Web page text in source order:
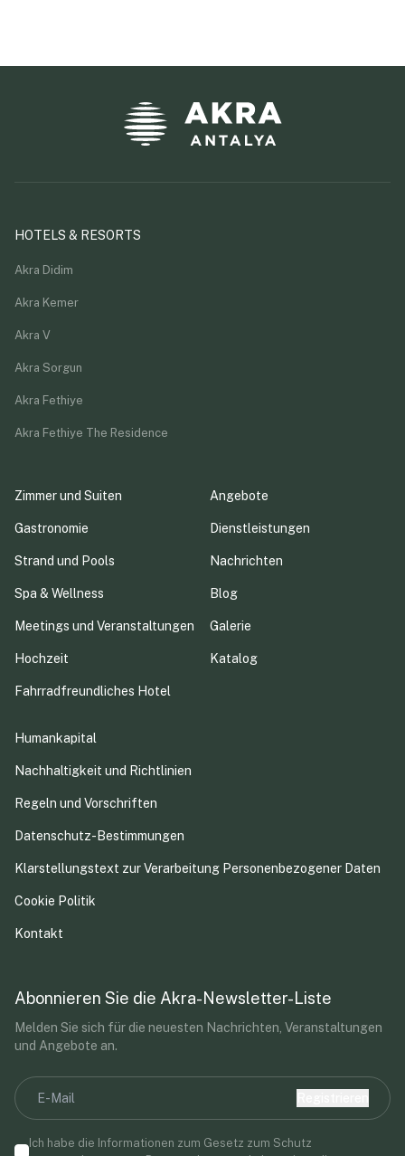
HOTELS & RESORTS
Akra Didim
Akra Kemer
Akra V
Akra Sorgun
Akra Fethiye
Akra Fethiye The Residence
Zimmer und Suiten
Gastronomie
Strand und Pools
Spa & Wellness
Meetings und Veranstaltungen
Hochzeit
Fahrradfreundliches Hotel
Angebote
Dienstleistungen
Nachrichten
Blog
Galerie
Katalog
Humankapital
Nachhaltigkeit und Richtlinien
Regeln und Vorschriften
Datenschutz-Bestimmungen
Klarstellungstext zur Verarbeitung Personenbezogener Daten
Cookie Politik
Kontakt
Abonnieren Sie die Akra-Newsletter-Liste
Melden Sie sich für die neuesten Nachrichten, Veranstaltungen
und Angebote an.
Ich habe die Informationen zum Gesetz zum Schutz